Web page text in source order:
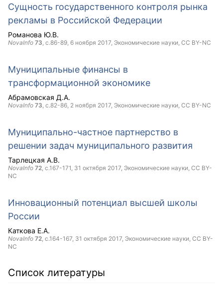
Сущность государственного контроля рынка
рекламы в Российской Федерации
Романова Ю.В.
NovaInfo 73 , с.86-89, 6 ноября 2017 , Экономические науки, CC BY-NC
Муниципальные финансы в
трансформационной экономике
Абрамовская Д.А.
NovaInfo 73 , с.82-86, 2 ноября 2017 , Экономические науки, CC BY-NC
Муниципально-частное партнерство в
решении задач муниципального развития
Тарлецкая А.В.
NovaInfo 72 , с.167-171, 31 октября 2017 , Экономические науки, CC BY-
NC
Инновационный потенциал высшей школы
России
Каткова Е.А.
NovaInfo 72 , с.164-167, 31 октября 2017 , Экономические науки, CC BY-
NC
Список литературы